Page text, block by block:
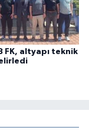
FK, altyapı teknik